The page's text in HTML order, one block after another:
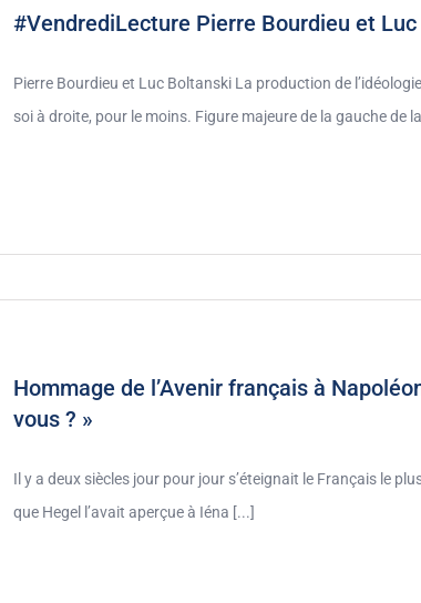
#VendrediLecture Pierre Bourdieu et
Pierre Bourdieu et Luc Boltanski La production de
soi à droite, pour le moins. Figure majeure de la gauche de
Hommage de l’Avenir français à
vous ? »
Il y a deux siècles jour pour jour s’éteignait le Français le
que Hegel l’avait aperçue à Iéna [...]